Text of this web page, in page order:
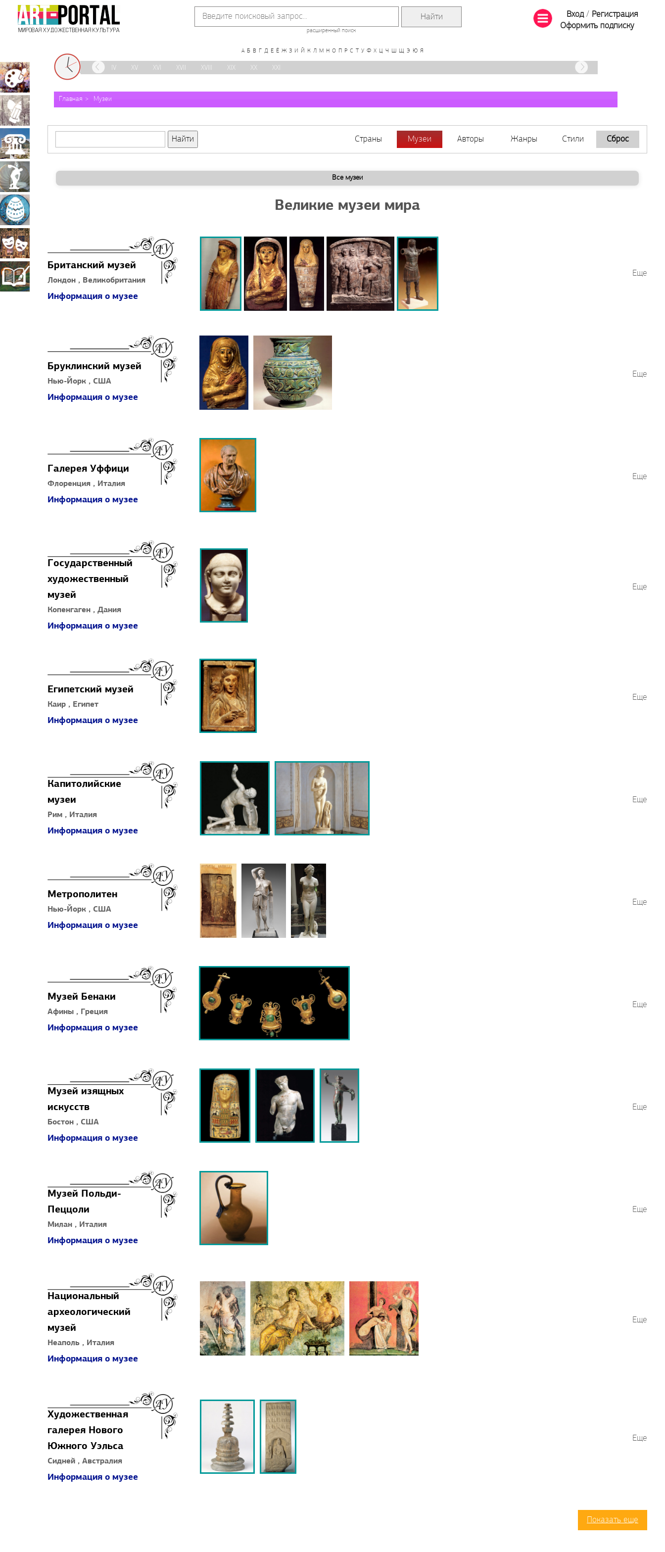
расширенный поиск
Вход/ Регистрация
Оформить подписку
А Б В Г Д Е Ё Ж З И Й К Л М Н О П Р С Т У Ф Х Ц Ч Ш Щ Э Ю Я
IX X XII XIII XIV XV XVI XVII XVIII XIX XX XXI
Главная Музеи
Страны Музеи Авторы Жанры Стили Сброс
Все музеи
Великие музеи мира
Британский музей
Лондон , Великобритания
Информация о музее
Еще
Бруклинский музей
Нью-Йорк , США
Информация о музее
Еще
Галерея Уффици
Флоренция , Италия
Информация о музее
Еще
Государственный
художественный
музей
Копенгаген , Дания
Информация о музее
Еще
Египетский музей
Каир , Египет
Информация о музее
Еще
Капитолийские
музеи
Рим , Италия
Информация о музее
Еще
Метрополитен
Нью-Йорк , США
Информация о музее
Еще
Музей Бенаки
Афины , Греция
Информация о музее
Еще
Музей изящных
искусств
Бостон , США
Информация о музее
Еще
Музей Польди-
Пеццоли
Милан , Италия
Информация о музее
Еще
Национальный
археологический
музей
Неаполь , Италия
Информация о музее
Еще
Художественная
галерея Нового
Южного Уэльса
Сидней , Австралия
Информация о музее
Еще
Показать еще
Живопись
Графика
Скульптура
искусство
декорационное
искусство
Книжная